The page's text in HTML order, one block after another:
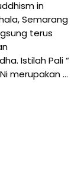
in
Semarang
terus
Istilah Pali “
merupakan …